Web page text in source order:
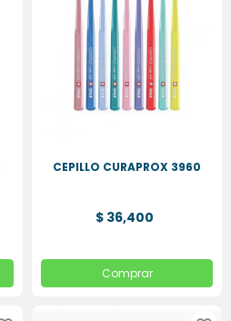
CEPILLO CURAPROX 3960
$ 36,400
Comprar